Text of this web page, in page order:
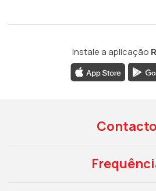
Instale a aplicação